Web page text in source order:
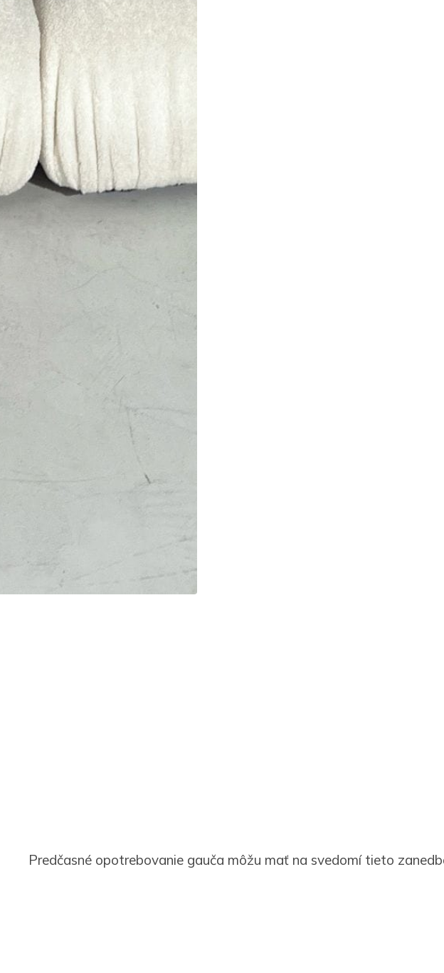
Predčasné opotrebovanie gauča môžu mať na svedomí tieto